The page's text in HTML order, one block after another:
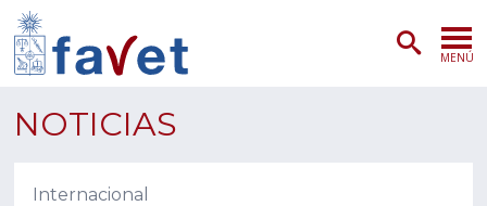
MENÚ
NOTICIAS
Internacional